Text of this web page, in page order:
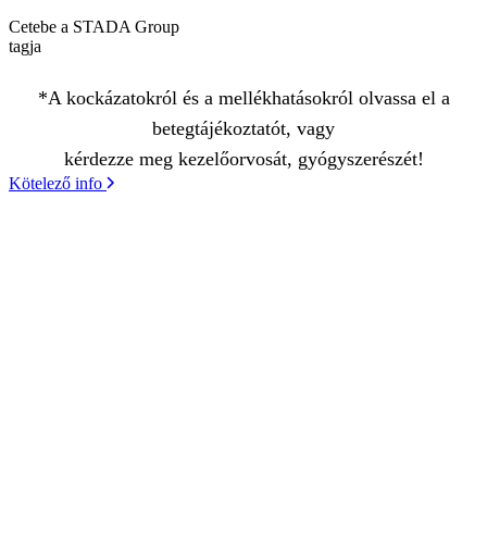
Cetebe a STADA Group
tagja
*A kockázatokról és a mellékhatásokról olvassa el a
betegtájékoztatót, vagy
kérdezze meg kezelőorvosát, gyógyszerészét!
Kötelező info